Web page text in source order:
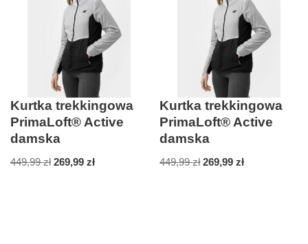
Kurtka trekkingowa
PrimaLoft® Active
damska
449,99zł 269,99 zł
Kurtka trekkingowa
PrimaLoft® Active
damska
449,99zł 269,99zł